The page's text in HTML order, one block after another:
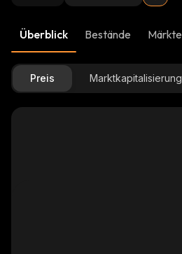
Überblick Bestände Märkte
Preis Marktkapitalisierung